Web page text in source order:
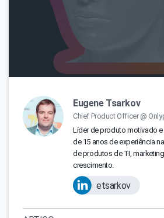
Eugene Tsarkov
Chief Product Officer @
Líder de produto motivado
de 15 anos de experiência
de produtos de TI,
crescimento.
etsarkov